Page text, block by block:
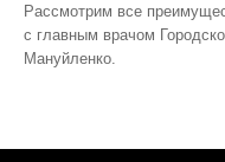
Рассмотрим все
с главным врачом
Мануйленко.